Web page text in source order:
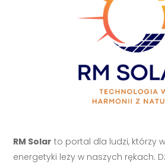
RM Solar to portal dla ludzi, którzy
energetyki leży w naszych rękach.